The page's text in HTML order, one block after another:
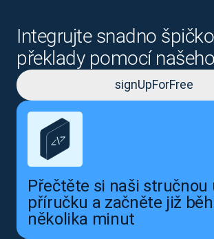
Integrujte snadno
překlady pomocí
signUpForFree
Přečtěte si naši stručnou
příručku a začněte již
několika minut